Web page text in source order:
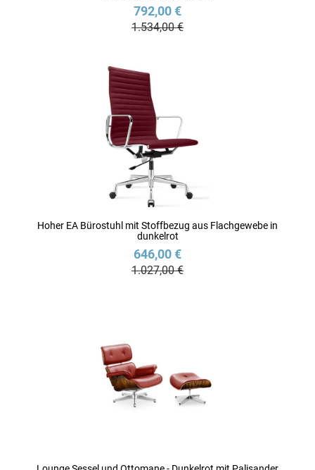
792,00 €
1.534,00 €
Hoher EA Bürostuhl mit Stoffbezug aus Flachgewebe in
dunkelrot
646,00 €
1.027,00 €